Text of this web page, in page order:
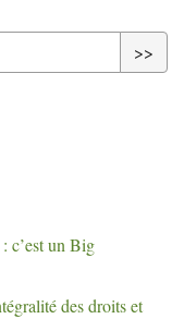
>>
c’est un Big
des droits et